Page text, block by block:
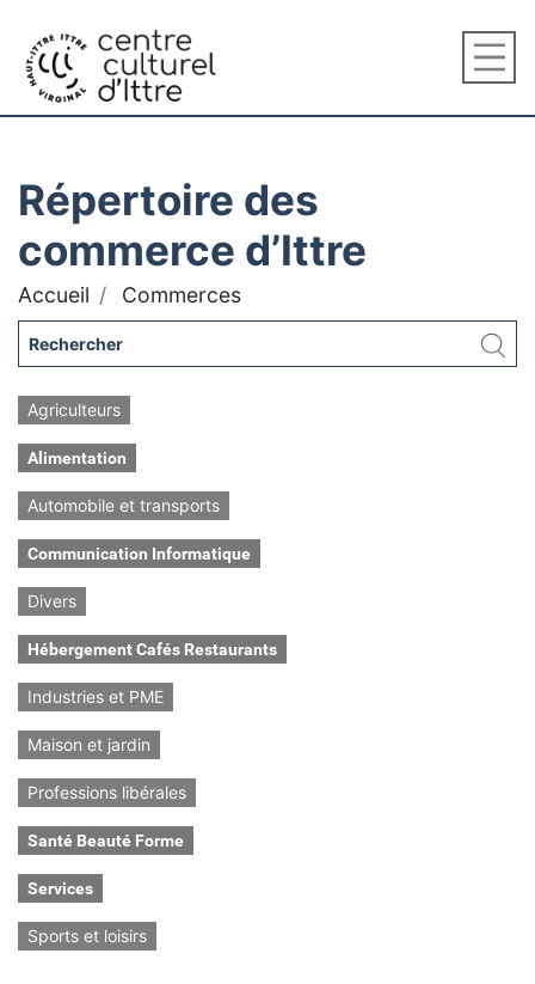
Répertoire des
commerce d’Ittre
Accueil Commerces
Agriculteurs
Alimentation
Automobile et transports
Communication Informatique
Divers
Hébergement Cafés Restaurants
Industries et PME
Maison et jardin
Professions libérales
Santé Beauté Forme
Services
Sports et loisirs